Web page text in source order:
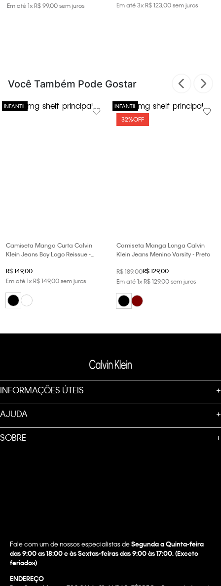
Em até1xR$99,00sem juros
Em até3xR$12300sem juros
Você Também Pode Gostar
Camiseta Manga Curta Calvin
Klein Jeans Boy Logo Reissue -
R$149,00
Em até1xR$149,00sem juros
32%OFF
Camiseta Manga Longa Calvin
Klein Jeans Menino Varsity - Preto
R$189,00R$129,00
Em até1xR$129,00sem juros
INFORMAÇÕES ÚTEIS +
AJUDA +
SOBRE +
Fale com um de nossos especialistas deSegunda a Quinta-feira
das 9:00 as 18:00 e às Sextas-feiras das 9:00 às 17:00. (Exceto
feriados)
ENDEREÇO